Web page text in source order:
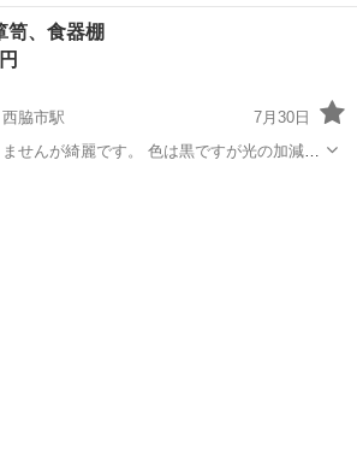
す】 「2人で同じ職場で働き
他
笥、食器棚
脇市駅
7月30日
せんが綺麗です。 色は黒ですが光の加減に